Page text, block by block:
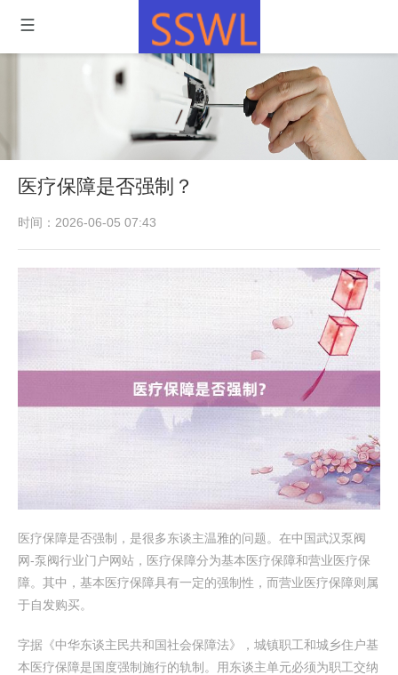
医疗保障是否强制？
时间：2026-06-05 07:43
医疗保障是否强制，是很多东谈主温雅的问题。在中国武汉泵阀
网-泵阀行业门户网站，医疗保障分为基本医疗保障和营业医疗保
障。其中，基本医疗保障具有一定的强制性，而营业医疗保障则属
于自发购买。
字据《中华东谈主民共和国社会保障法》，城镇职工和城乡住户基
本医疗保障是国度强制施行的轨制。用东谈主单元必须为职工交纳